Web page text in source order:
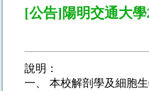
[公告]陽明交通大
說明：
一、
本校解剖學及細胞